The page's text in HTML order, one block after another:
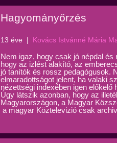
Hagyományőrzés
13 éve | Kovács Istvánné Mária
Nem igaz, hogy csak jó népdal
hogy az izlést alakító, az
jó tanítók és rossz pedagógusok.
elmaradottságot jelent, ha valaki
nézettségi indexében igen előkelő
Úgy látszik azonban, hogy az
Magyarországon, a Magyar
a magyar Köztelevizió csak